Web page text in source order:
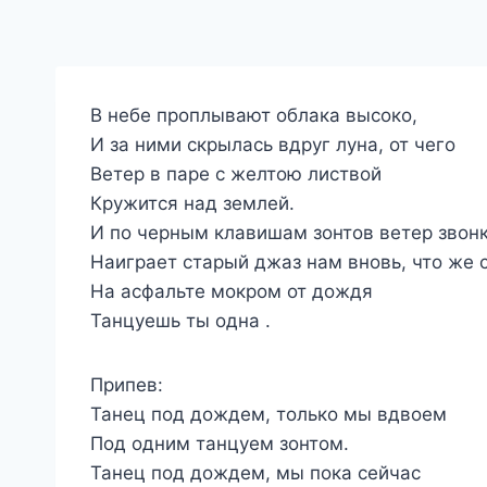
В небе проплывают облака высоко,
И за ними скрылась вдруг луна, от чего
Ветер в паре с желтою листвой
Кружится над землей.
И по черным клавишам зонтов ветер
Наиграет старый джаз нам вновь, что же
На асфальте мокром от дождя
Танцуешь ты одна .
Припев:
Танец под дождем, только мы вдвоем
Под одним танцуем зонтом.
Танец под дождем, мы пока сейчас